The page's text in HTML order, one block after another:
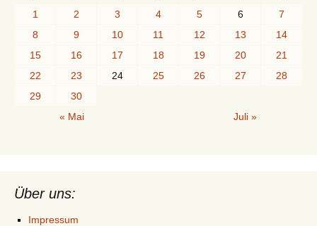
1
2 3 4 5 6
7
8
9 10 11 12 13
14
15
16 17 18 19 20
21
22
23 24 25 26 27
28
29
30
« Mai
Juli »
Über uns:
Impressum